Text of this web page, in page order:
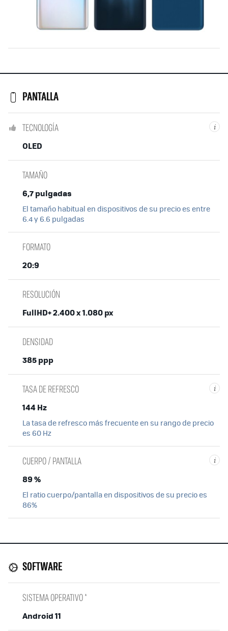
PANTALLA
i
TECNOLOGÍA
OLED
TAMAÑO
6,7 pulgadas
El tamaño habitual en dispositivos de su precio es entre
6.4 y 6.6 pulgadas
FORMATO
20:9
RESOLUCIÓN
FullHD+ 2.400 x 1.080 px
DENSIDAD
385 ppp
i
TASA DE REFRESCO
144 Hz
La tasa de refresco más frecuente en su rango de precio
es 60 Hz
i
CUERPO / PANTALLA
89 %
El ratio cuerpo/pantalla en dispositivos de su precio es
86%
SOFTWARE
SISTEMA OPERATIVO *
Android 11